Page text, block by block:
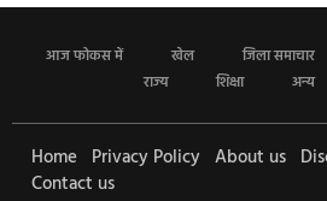
आज फोकस में खेल जिला समाचार
राज्य
शिक्षा अन्य
Home Privacy Policy About us
Contact us